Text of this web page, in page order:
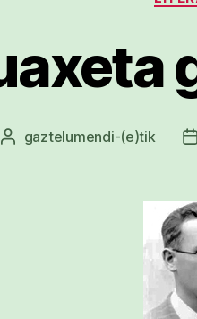
Argitalpenaren
gaztelumendi-(e)tik